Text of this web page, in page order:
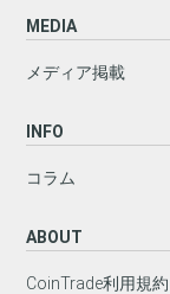
MEDIA
メディア掲載
INFO
コラム
ABOUT
CoinTrade利用規約